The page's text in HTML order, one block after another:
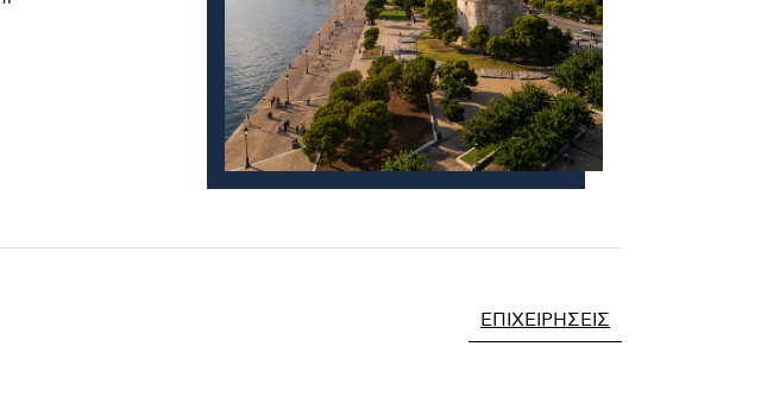
ΕΠΙΧΕΙΡΉΣΕΙΣ